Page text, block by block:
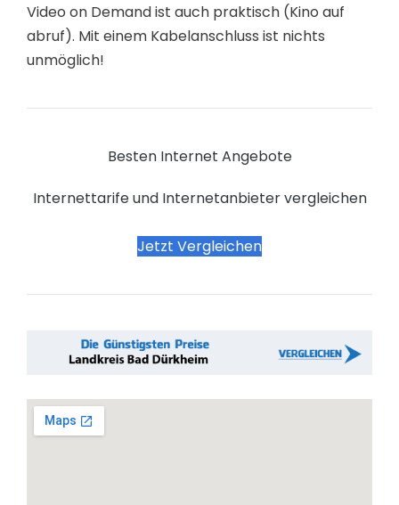
Video on Demand ist auch praktisch (Kino auf
abruf). Mit einem Kabelanschluss ist nichts
unmöglich!
Besten Internet Angebote
Internettarife und Internetanbieter vergleichen
Jetzt Vergleichen